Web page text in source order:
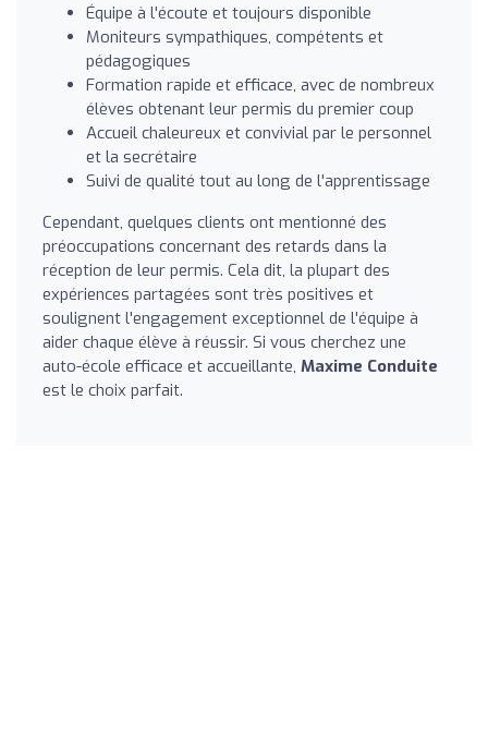
Équipe à l'écoute et toujours disponible
Moniteurs sympathiques, compétents et
pédagogiques
Formation rapide et efficace, avec de nombreux
élèves obtenant leur permis du premier coup
Accueil chaleureux et convivial par le personnel
et la secrétaire
Suivi de qualité tout au long de l'apprentissage
Cependant, quelques clients ont mentionné des
préoccupations concernant des retards dans la
réception de leur permis. Cela dit, la plupart des
expériences partagées sont très positives et
soulignent l'engagement exceptionnel de l'équipe à
aider chaque élève à réussir. Si vous cherchez une
auto-école efficace et accueillante, Maxime Conduite
est le choix parfait.